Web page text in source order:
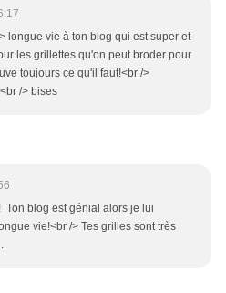
longue vie à ton blog qui est super et
les grillettes qu'on peut broder pour
toujours ce qu'il faut!<br />
/> bises
Ton blog est génial alors je lui
vie!<br /> Tes grilles sont très